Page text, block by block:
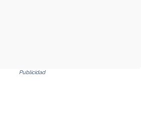
Publicidad